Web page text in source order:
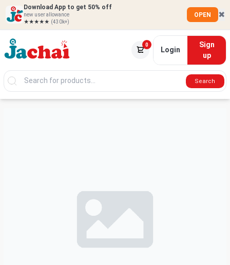
Download App to get 50% off
new user allowance
★★★★★ (430k+)
OPEN ✖
0
Login
Sign
up
Search